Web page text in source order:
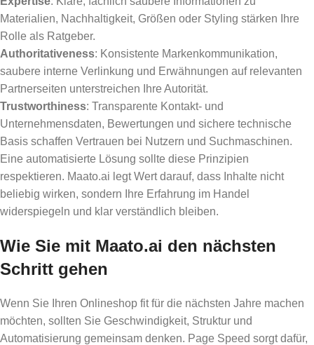
Materialien, Nachhaltigkeit, Größen oder Styling stärken Ihre
Rolle als Ratgeber.
Authoritativeness: Konsistente Markenkommunikation,
saubere interne Verlinkung und Erwähnungen auf relevanten
Partnerseiten unterstreichen Ihre Autorität.
Trustworthiness: Transparente Kontakt- und
Unternehmensdaten, Bewertungen und sichere technische
Basis schaffen Vertrauen bei Nutzern und Suchmaschinen.
Eine automatisierte Lösung sollte diese Prinzipien
respektieren. Maato.ai legt Wert darauf, dass Inhalte nicht
beliebig wirken, sondern Ihre Erfahrung im Handel
widerspiegeln und klar verständlich bleiben.
Wie Sie mit Maato.ai den nächsten
Schritt gehen
Wenn Sie Ihren Onlineshop fit für die nächsten Jahre machen
möchten, sollten Sie Geschwindigkeit, Struktur und
Automatisierung gemeinsam denken. Page Speed sorgt dafür,